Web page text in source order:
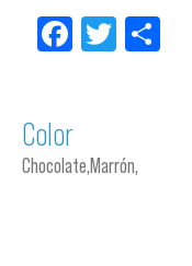
Facebook
Twitter
Color
Chocolate,Marrón,